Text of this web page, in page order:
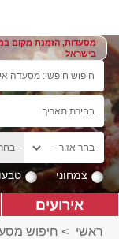
מסעדות, הזמנת מקום
בישראל
צמחוני
אירועים
ראשי > חיפוש